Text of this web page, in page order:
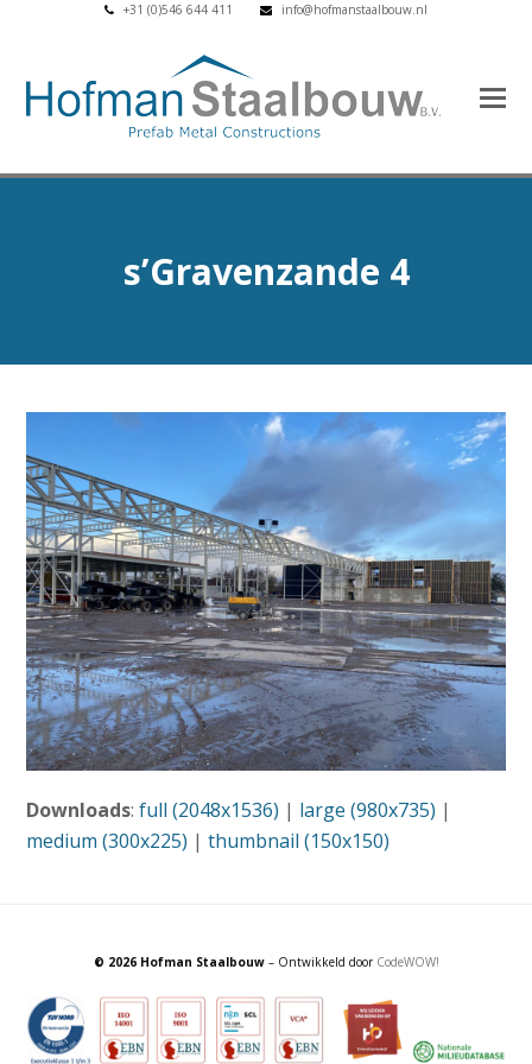
+31 (0)546 644 411 info@hofmanstaalbouw.nl
s’Gravenzande 4
Downloads:full (2048x1536) | large (980x735) |
medium (300x225) |thumbnail (150x150)
© 2026 Hofman Staalbouw– Ontwikkeld door CodeWOW!